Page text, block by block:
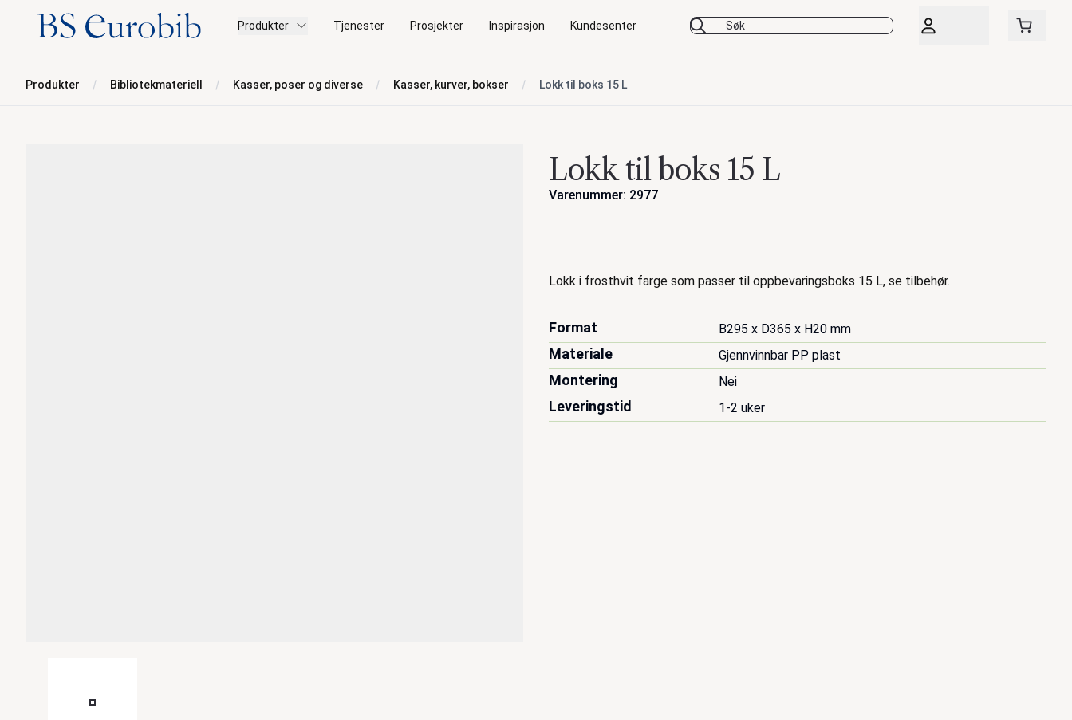
BS Eurobib Produkter Tjenester Prosjekter Inspirasjon Kundesenter
Produkter Bibliotekmateriell Kasser, poser og diverse Kasser, kurver, bokser Lokk til boks 15 L
Lokk til boks 15 L
Varenummer: 2977
Beskrivelse
Lokk i frosthvit farge som passer til oppbevaringsboks 15 L, se tilbehør.
Format B295 x D365 x H20 mm
Materiale Gjennvinnbar PP plast
Montering Nei
Leveringstid 1-2 uker